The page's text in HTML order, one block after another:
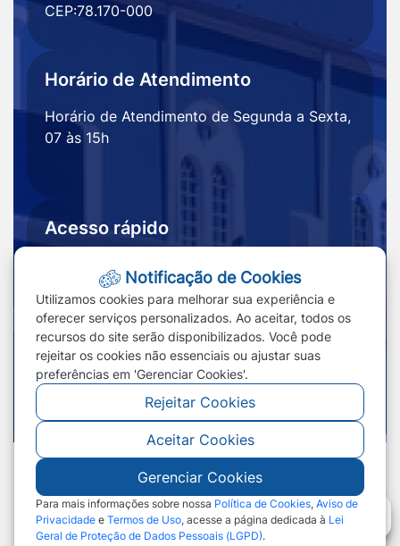
CEP:78.170-000
Horário de Atendimento
Horário de Atendimento de Segunda a Sexta,
07 às 15h
Acesso rápido
Transparência
Redefinir cookies
©2026 - Prefeitura de Nossa Senhora do
Livramento - MT - Todos os direitos reservados
Notificação de Cookies
Utilizamos cookies para melhorar sua experiência e
oferecer serviços personalizados. Ao aceitar, todos os
recursos do site serão disponibilizados. Você pode
rejeitar os cookies não essenciais ou ajustar suas
preferências em 'Gerenciar Cookies'.
Rejeitar Cookies
Aceitar Cookies
Gerenciar Cookies
Para mais informações sobre nossa Política de Cookies, Aviso de
Privacidade e Termos de Uso, acesse a página dedicada à Lei
Geral de Proteção de Dados Pessoais (LGPD).